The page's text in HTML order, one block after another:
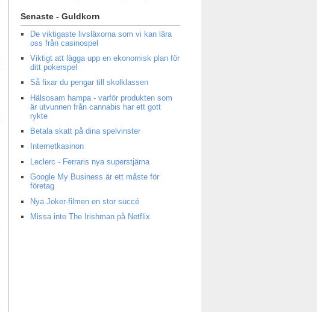
Senaste - Guldkorn
De viktigaste livsläxorna som vi kan lära
oss från casinospel
Viktigt att lägga upp en ekonomisk plan för
ditt pokerspel
Så fixar du pengar till skolklassen
Hälsosam hampa - varför produkten som
är utvunnen från cannabis har ett gott
rykte
Betala skatt på dina spelvinster
Internetkasinon
Leclerc - Ferraris nya superstjärna
Google My Business är ett måste för
företag
Nya Joker-filmen en stor succé
Missa inte The Irishman på Netflix